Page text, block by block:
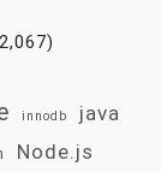
innodb java
Node.js